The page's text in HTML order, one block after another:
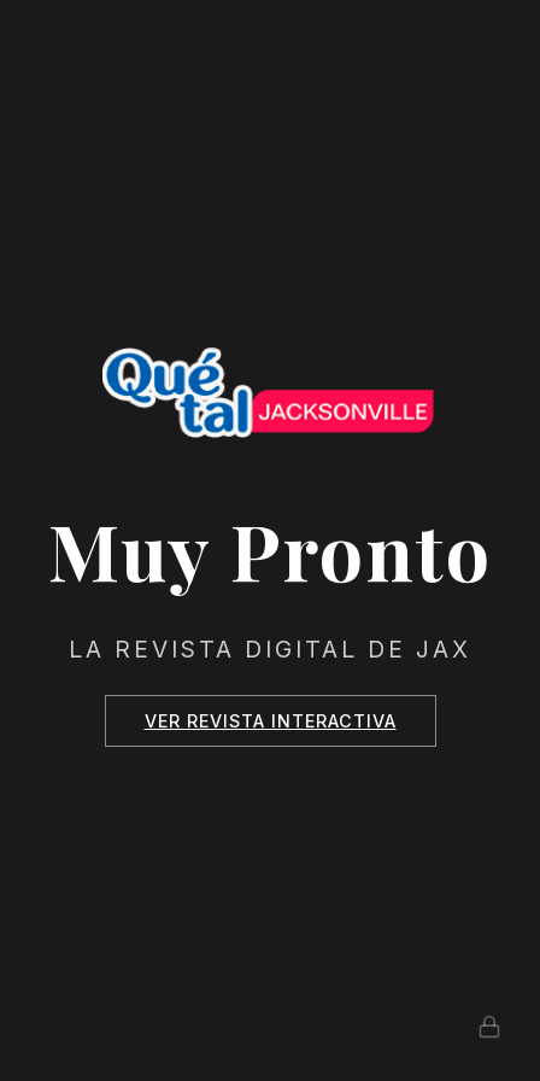
Muy Pronto
LA REVISTA DIGITAL DE JAX
VER REVISTA INTERACTIVA